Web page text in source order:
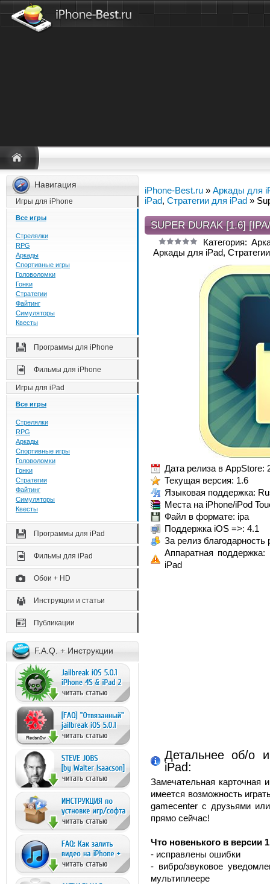
Навигация
Игры для iPhone
Все игры
Стрелялки
RPG
Аркады
Спортивные игры
Головоломки
Гонки
Стратегии
Файтинг
Симуляторы
Квесты
Программы для iPhone
Фильмы для iPhone
Игры для iPad
Все игры
Стрелялки
RPG
Аркады
Спортивные игры
Головоломки
Гонки
Стратегии
Файтинг
Симуляторы
Квесты
Программы для iPad
Фильмы для iPad
Обои + HD
Инструкции и статьи
Публикации
F.A.Q. + Инструкции
iPhone-Best.ru » Аркады для
iPad, Стратегии для iPad »
SUPER DURAK [1.6]
Категория:
Аркады для iPad,
Дата релиза в AppStore:
Текущая версия: 1.6
Языковая поддержка:
Места на iPhone/iPod
Файл в формате: ipa
Поддержка iOS =>: 4.1
За релиз благодарность
Аппаратная
iPad
Детальнее об/о
iPad:
Замечательная карточная
имеется возможность
gamecenter с друзьями
прямо сейчас!
Что новенького в версии
- исправлены ошибки
- вибро/звуковое
мультиплеере